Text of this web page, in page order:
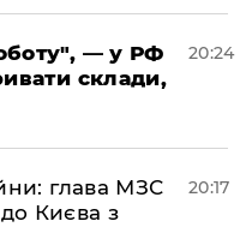
— у РФ
склади,
20:24
глава МЗС
Києва з
20:17